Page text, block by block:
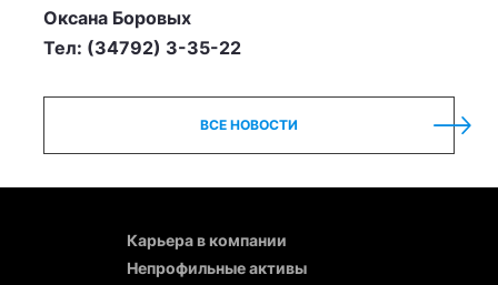
Оксана Боровых
Тел: (34792) 3-35-22
ВСЕ НОВОСТИ
Карьера в компании
Непрофильные активы